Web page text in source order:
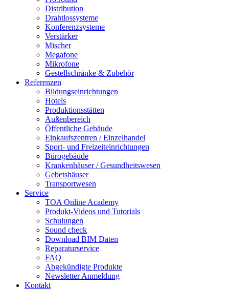
Distribution
Drahtlossysteme
Konferenzsysteme
Verstärker
Mischer
Megafone
Mikrofone
Gestellschränke & Zubehör
Referenzen
Bildungseinrichtungen
Hotels
Produktionsstätten
Außenbereich
Öffentliche Gebäude
Einkaufszentren / Einzelhandel
Sport- und Freizeiteinrichtungen
Bürogebäude
Krankenhäuser / Gesundheitswesen
Gebetshäuser
Transportwesen
Service
TOA Online Academy
Produkt-Videos und Tutorials
Schulungen
Sound check
Download BIM Daten
Reparaturservice
FAQ
Abgekündigte Produkte
Newsletter Anmeldung
Kontakt